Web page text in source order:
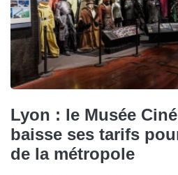
Lyon : le Musée
baisse ses tarifs
de la métropole